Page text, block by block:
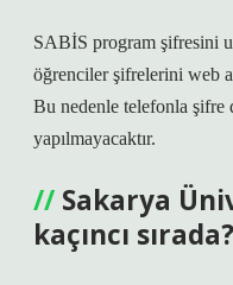
SABİS program şifresini
öğrenciler şifrelerini web
Bu nedenle telefonla
yapılmayacaktır.
Sakarya
kaçıncı sırada?